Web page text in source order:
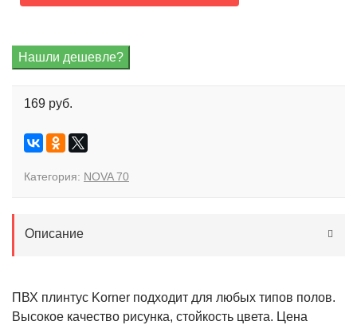
169 руб.
Категория: NOVA 70
Описание
ПВХ плинтус Korner подходит для любых типов полов.
Высокое качество рисунка, стойкость цвета. Цена